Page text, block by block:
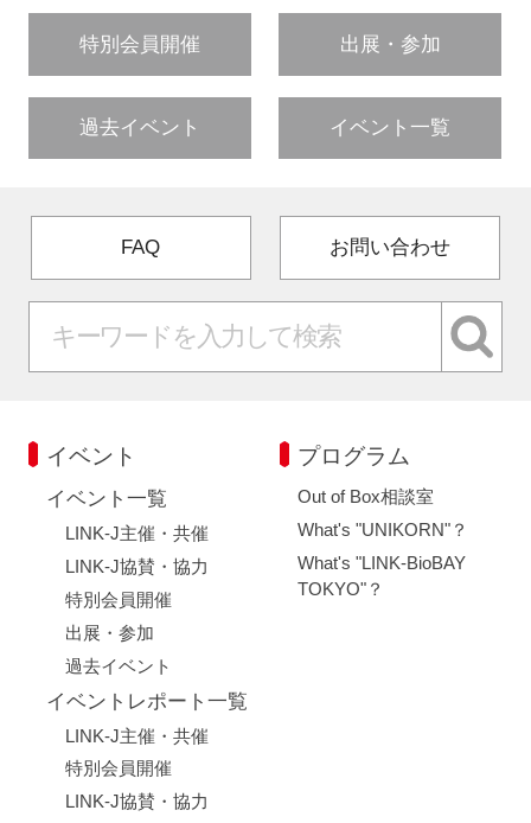
特別会員開催 出展・参加
過去イベント イベント一覧
FAQ お問い合わせ
イベント
イベント一覧
LINK-J主催・共催
LINK-J協賛・協力
特別会員開催
出展・参加
過去イベント
イベントレポート一覧
LINK-J主催・共催
特別会員開催
LINK-J協賛・協力
プログラム
Out of Box相談室
What's "UNIKORN"？
What's "LINK-BioBAY
TOKYO"？